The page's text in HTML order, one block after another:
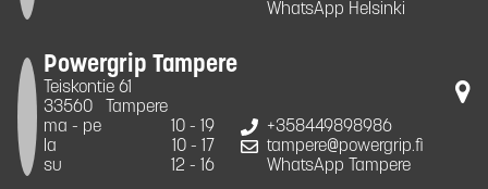
WhatsApp Helsinki
Powergrip Tampere
Teiskontie 61
33560
Tampere
ma - pe
10 - 19
la
10 - 17
su
12 - 16
+358449898986
tampere@powergrip.fi
WhatsApp Tampere